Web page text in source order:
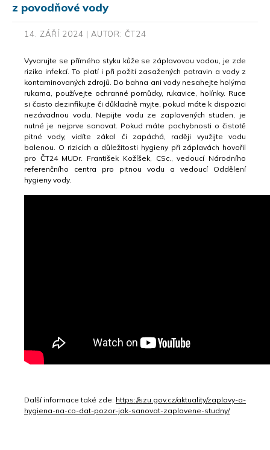
z povodňové vody
14. ZÁŘÍ 2024 | AUTOR: ČT24
Vyvarujte se přímého styku kůže se záplavovou vodou, je zde
riziko infekcí. To platí i při požití zasažených potravin a vody z
kontaminovaných zdrojů. Do bahna ani vody nesahejte holýma
rukama, používejte ochranné pomůcky, rukavice, holínky. Ruce
si často dezinfikujte či důkladně myjte, pokud máte k dispozici
nezávadnou vodu. Nepijte vodu ze zaplavených studen, je
nutné je nejprve sanovat. Pokud máte pochybnosti o čistotě
pitné vody, vidíte zákal či zapáchá, raději využijte vodu
balenou. O rizicích a důležitosti hygieny při záplavách hovořil
pro ČT24 MUDr. František Kožíšek, CSc., vedoucí Národního
referenčního centra pro pitnou vodu a vedoucí Oddělení
hygieny vody.
Další informace také zde: https://szu.gov.cz/aktuality/zaplavy-a-
hygiena-na-co-dat-pozor-jak-sanovat-zaplavene-studny/